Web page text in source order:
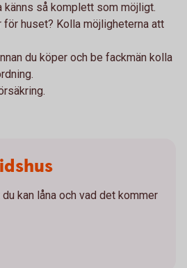
så komplett som möjligt.
för huset? Kolla möjligheterna att
du köper och be fackmän kolla
kan låna och vad det kommer